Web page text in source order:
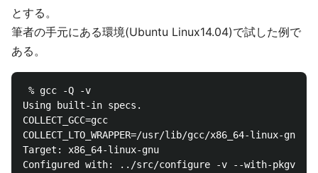
とする。
筆者の手元にある環境(Ubuntu Linux14.04)で試した例で
ある。
% gcc -
Using built-in specs.
COLLECT_GCC=gcc
COLLECT_LTO_WRAPPER=/usr/lib/gcc/x86_64-linux-
Target: x86_64-linux-gnu
Configured with: ../src/configure -v --with-